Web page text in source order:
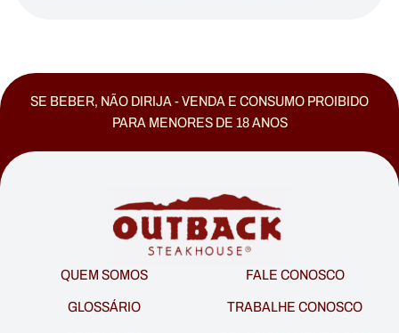
SE BEBER, NÃO DIRIJA - VENDA E CONSUMO PROIBIDO
PARA MENORES DE 18 ANOS
QUEM SOMOS
FALE CONOSCO
GLOSSÁRIO
TRABALHE CONOSCO